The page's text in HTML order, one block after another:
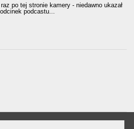
po tej stronie kamery - niedawno ukazał
podcastu...